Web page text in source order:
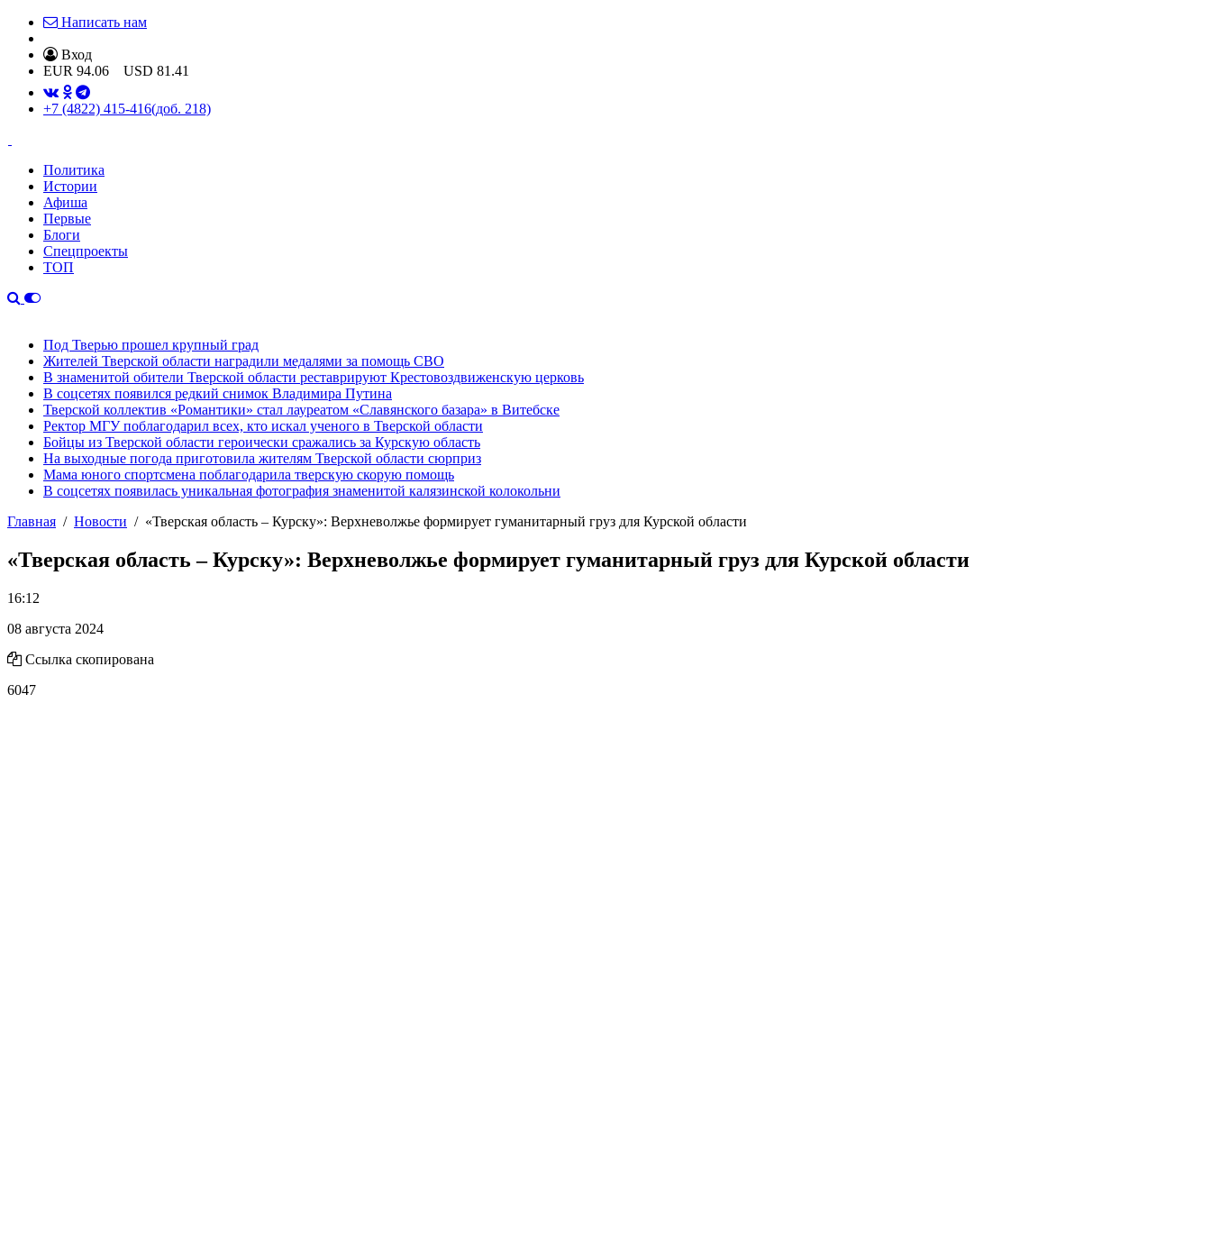
Написать нам
Вход
EUR 94.06 USD 81.41
+7 (4822) 415-416(доб. 218)
Политика
Истории
Афиша
Первые
Блоги
Спецпроекты
ТОП
Под Тверью прошел крупный град
Жителей Тверской области наградили медалями за помощь СВО
В знаменитой обители Тверской области реставрируют Крестовоздвиженскую церковь
В соцсетях появился редкий снимок Владимира Путина
Тверской коллектив «Романтики» стал лауреатом «Славянского базара» в Витебске
Ректор МГУ поблагодарил всех, кто искал ученого в Тверской области
Бойцы из Тверской области героически сражались за Курскую область
На выходные погода приготовила жителям Тверской области сюрприз
Мама юного спортсмена поблагодарила тверскую скорую помощь
В соцсетях появилась уникальная фотография знаменитой калязинской колокольни
Главная
Новости «Тверская область – Курску»: Верхневолжье формирует гуманитарный груз для Курской области
«Тверская область – Курску»: Верхневолжье формирует гуманитарный груз для Курской области
16:12
08 августа 2024
Ссылка скопирована
6047